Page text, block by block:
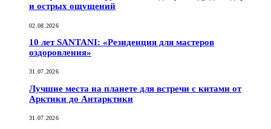
и острых ощущений
02.08.2026
10 лет SANTANI: «Резиденция для мастеров
оздоровления»
31.07.2026
Лучшие места на планете для встречи с китами от
Арктики до Антарктики
31.07.2026